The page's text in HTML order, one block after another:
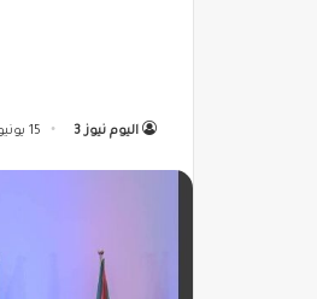
اليوم نيوز 3 15 يونيو 2025 - 9:37 صباحًا